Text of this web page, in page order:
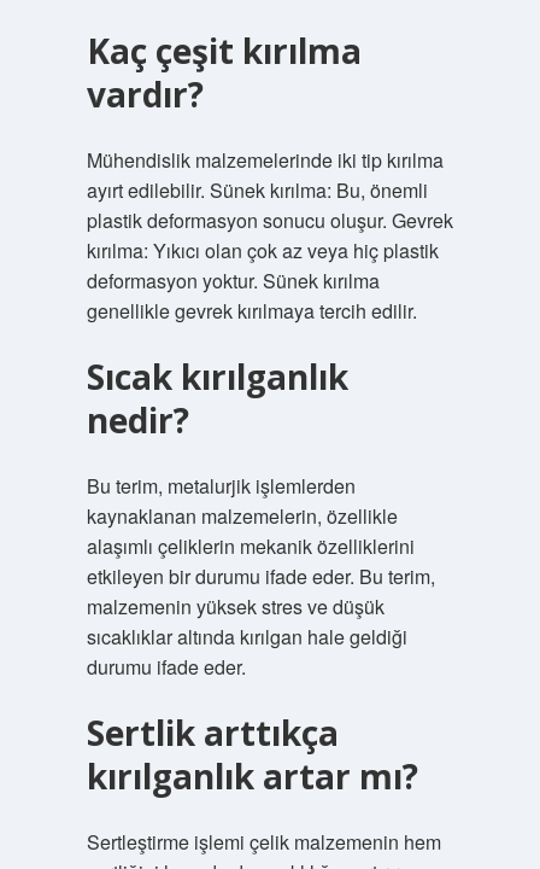
Kaç çeşit kırılma
vardır?
Mühendislik malzemelerinde iki tip kırılma
ayırt edilebilir. Sünek kırılma: Bu, önemli
plastik deformasyon sonucu oluşur. Gevrek
kırılma: Yıkıcı olan çok az veya hiç plastik
deformasyon yoktur. Sünek kırılma
genellikle gevrek kırılmaya tercih edilir.
Sıcak kırılganlık
nedir?
Bu terim, metalurjik işlemlerden
kaynaklanan malzemelerin, özellikle
alaşımlı çeliklerin mekanik özelliklerini
etkileyen bir durumu ifade eder. Bu terim,
malzemenin yüksek stres ve düşük
sıcaklıklar altında kırılgan hale geldiği
durumu ifade eder.
Sertlik arttıkça
kırılganlık artar mı?
Sertleştirme işlemi çelik malzemenin hem